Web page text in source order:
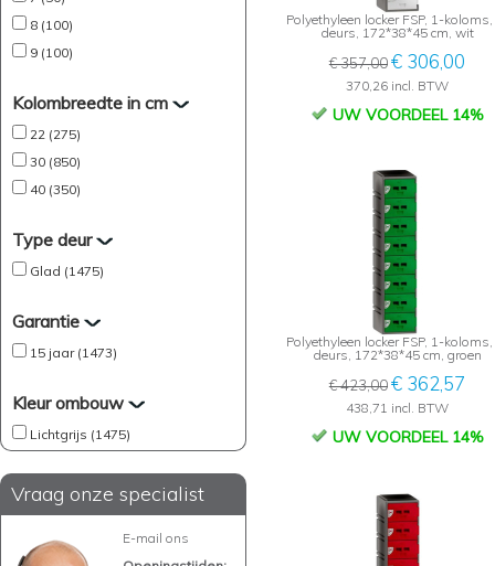
8 (100)
9 (100)
Kolombreedte in cm
22 (275)
30 (850)
40 (350)
Type deur
Glad (1475)
Garantie
15 jaar (1473)
Kleur ombouw
Lichtgrijs (1475)
Vraag onze specialist
E-mail ons
Polyethyleen locker FSP, 1-
deurs, 172*38*45 cm, wit
€ 357,00€ 306,00
370,26 incl. BTW
UW VOORDEEL 14%
Polyethyleen locker FSP, 1-
deurs, 172*38*45 cm, groen
€ 423,00€ 362,57
438,71 incl. BTW
UW VOORDEEL 14%